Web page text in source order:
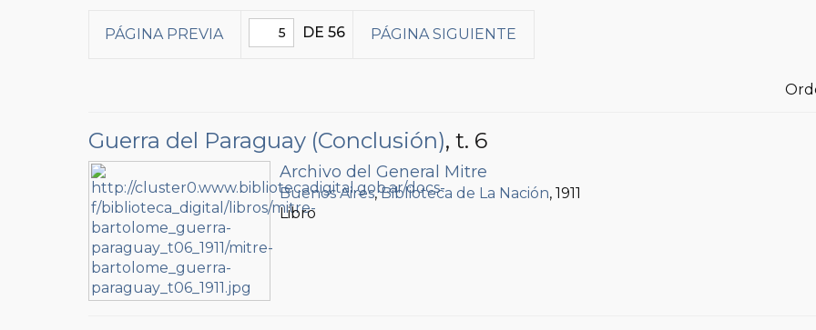
PÁGINA PREVIA DE 56 PÁGINA SIGUIENTE
Guerra del Paraguay (Conclusión), t. 6
Archivo del General Mitre
Buenos Aires,Biblioteca de La Nación, 1911
Libro